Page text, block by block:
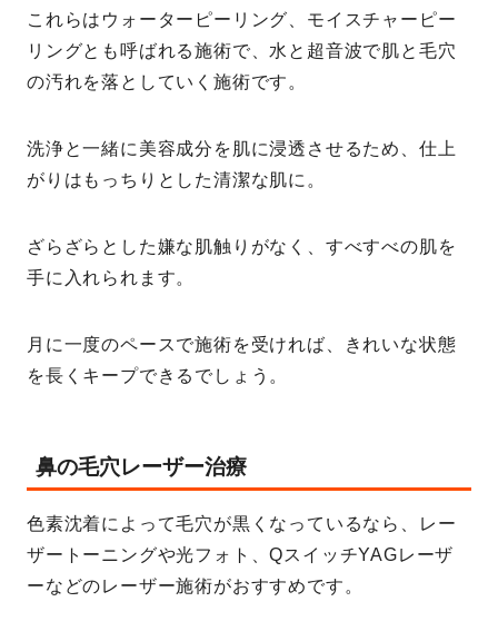
これらはウォーターピーリング、モイスチャーピー
リングとも呼ばれる施術で、水と超音波で肌と毛穴
の汚れを落としていく施術です。
洗浄と一緒に美容成分を肌に浸透させるため、仕上
がりはもっちりとした清潔な肌に。
ざらざらとした嫌な肌触りがなく、すべすべの肌を
手に入れられます。
月に一度のペースで施術を受ければ、きれいな状態
を長くキープできるでしょう。
鼻の毛穴レーザー治療
色素沈着によって毛穴が黒くなっているなら、レー
ザートーニングや光フォト、QスイッチYAGレーザ
ーなどのレーザー施術がおすすめです。